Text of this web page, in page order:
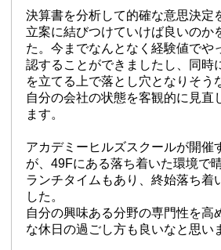
決算書を分析して的確な意思決定
立案に結びつけていけば良いのか
た。今までなんとなく経験値でや
認することができましたし、同時
を立てる上で落とし穴となりそ
自分の会社の状態を客観的に見
ます。
アカデミーヒルズスクールが開催
が、49Fにある落ち着いた環境で
ランチタイムもあり、終始落ち着
した。
自分の興味ある分野の専門性を
な休日の過ごし方も良いなと思い